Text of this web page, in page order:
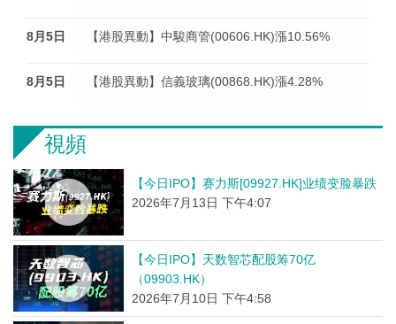
8月5日 【港股異動】中駿商管(00606.HK)漲10.56%
8月5日 【港股異動】信義玻璃(00868.HK)漲4.28%
視頻
【今日IPO】赛力斯[09927.HK]业绩变脸暴跌
2026年7月13日 下午4:07
【今日IPO】天数智芯配股筹70亿
（09903.HK）
2026年7月10日 下午4:58